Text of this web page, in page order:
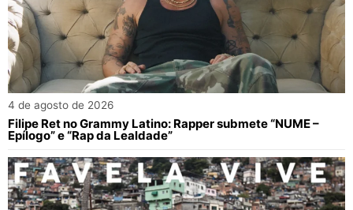
4 de agosto de 2026
Filipe Ret no Grammy Latino: Rapper submete “NUME –
Epílogo” e “Rap da Lealdade”